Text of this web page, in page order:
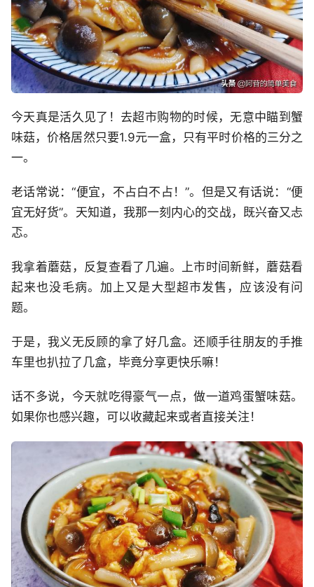
今天真是活久见了！去超市购物的时候，无意中瞄到蟹
味菇，价格居然只要1.9元一盒，只有平时价格的三分之
一。
老话常说：“便宜，不占白不占！”。但是又有话说：“便
宜无好货”。天知道，我那一刻内心的交战，既兴奋又忐
忑。
我拿着蘑菇，反复查看了几遍。上市时间新鲜，蘑菇看
起来也没毛病。加上又是大型超市发售，应该没有问
题。
于是，我义无反顾的拿了好几盒。还顺手往朋友的手推
车里也扒拉了几盒，毕竟分享更快乐嘛！
话不多说，今天就吃得豪气一点，做一道鸡蛋蟹味菇。
如果你也感兴趣，可以收藏起来或者直接关注！